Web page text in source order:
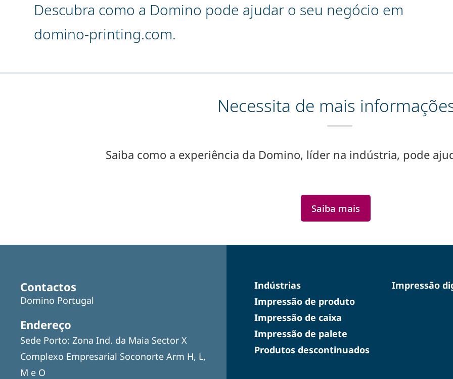
Descubra como a Domino pode ajudar o seu negócio em
domino-printing.com.
Necessita de mais
Saiba como a experiência da Domino, líder na indústria, pode
Saiba mais
Featured
Contactos
Domino Portugal
Endereço
Sede Porto: Zona Ind. da Maia Sector X
Complexo Empresarial Soconorte Arm H, L,
M e O
Indústrias
Impressão de produto
Impressão de caixa
Impressão de palete
Produtos descontinuados
Impressão